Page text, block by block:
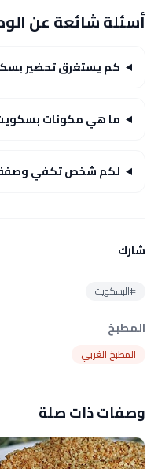
أسئلة شائعة عن
كم يستغرق تحضير
ما هي مكونات
لكم شخص تكفي وصفة
شارك
#البسكويت
المطبخ
المطبخ الغربي
وصفات ذات صلة